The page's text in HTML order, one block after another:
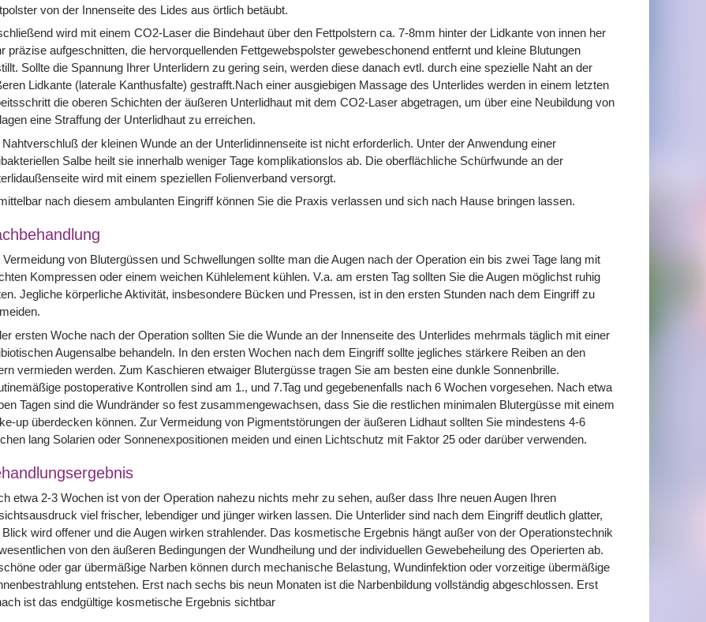
von der Innenseite des Lides aus örtlich betäubt.
wird mit einem CO2-Laser die Bindehaut über den Fettpolstern ca. 7-8mm hinter der Lidkante von innen her
präzise aufgeschnitten, die hervorquellenden Fettgewebspolster gewebeschonend entfernt und kleine Blutungen
Sollte die Spannung Ihrer Unterlidern zu gering sein, werden diese danach evtl. durch eine spezielle Naht an der
Lidkante (laterale Kanthusfalte) gestrafft.Nach einer ausgiebigen Massage des Unterlides werden in einem letzten
die oberen Schichten der äußeren Unterlidhaut mit dem CO2-Laser abgetragen, um über eine Neubildung von
eine Straffung der Unterlidhaut zu erreichen.
Nahtverschluß der kleinen Wunde an der Unterlidinnenseite ist nicht erforderlich. Unter der Anwendung einer
Salbe heilt sie innerhalb weniger Tage komplikationslos ab. Die oberflächliche Schürfwunde an der
wird mit einem speziellen Folienverband versorgt.
nach diesem ambulanten Eingriff können Sie die Praxis verlassen und sich nach Hause bringen lassen.
Vermeidung von Blutergüssen und Schwellungen sollte man die Augen nach der Operation ein bis zwei Tage lang mit
Kompressen oder einem weichen Kühlelement kühlen. V.a. am ersten Tag sollten Sie die Augen möglichst ruhig
Jegliche körperliche Aktivität, insbesondere Bücken und Pressen, ist in den ersten Stunden nach dem Eingriff zu
ersten Woche nach der Operation sollten Sie die Wunde an der Innenseite des Unterlides mehrmals täglich mit einer
Augensalbe behandeln. In den ersten Wochen nach dem Eingriff sollte jegliches stärkere Reiben an den
vermieden werden. Zum Kaschieren etwaiger Blutergüsse tragen Sie am besten eine dunkle Sonnenbrille.
postoperative Kontrollen sind am 1., und 7.Tag und gegebenenfalls nach 6 Wochen vorgesehen. Nach etwa
Tagen sind die Wundränder so fest zusammengewachsen, dass Sie die restlichen minimalen Blutergüsse mit einem
up überdecken können. Zur Vermeidung von Pigmentstörungen der äußeren Lidhaut sollten Sie mindestens 4-6
lang Solarien oder Sonnenexpositionen meiden und einen Lichtschutz mit Faktor 25 oder darüber verwenden.
etwa 2-3 Wochen ist von der Operation nahezu nichts mehr zu sehen, außer dass Ihre neuen Augen Ihren
viel frischer, lebendiger und jünger wirken lassen. Die Unterlider sind nach dem Eingriff deutlich glatter,
Blick wird offener und die Augen wirken strahlender. Das kosmetische Ergebnis hängt außer von der Operationstechnik
von den äußeren Bedingungen der Wundheilung und der individuellen Gewebeheilung des Operierten ab.
oder gar übermäßige Narben können durch mechanische Belastung, Wundinfektion oder vorzeitige übermäßige
entstehen. Erst nach sechs bis neun Monaten ist die Narbenbildung vollständig abgeschlossen. Erst
ist das endgültige kosmetische Ergebnis sichtbar